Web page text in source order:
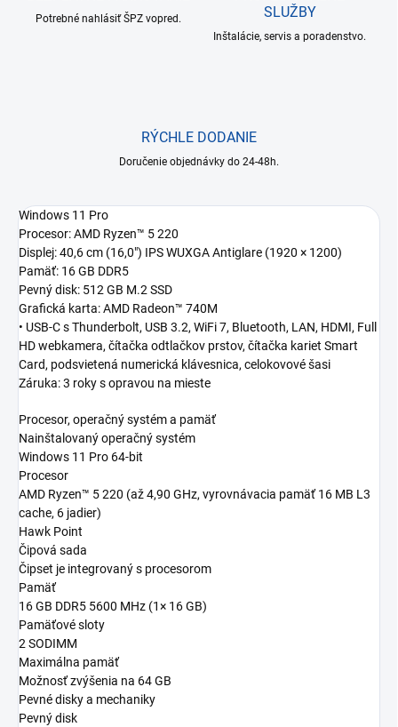
Potrebné nahlásiť ŠPZ vopred.
SLUŽBY
Inštalácie, servis a poradenstvo.
RÝCHLE DODANIE
Doručenie objednávky do 24-48h.
Windows 11 Pro
Procesor: AMD Ryzen™ 5 220
Displej: 40,6 cm (16,0") IPS WUXGA Antiglare (1920 × 1200)
Pamäť: 16 GB DDR5
Pevný disk: 512 GB M.2 SSD
Grafická karta: AMD Radeon™ 740M
• USB-C s Thunderbolt, USB 3.2, WiFi 7, Bluetooth, LAN, HDMI, Full
HD webkamera, čítačka odtlačkov prstov, čítačka kariet Smart
Card, podsvietená numerická klávesnica, celokovové šasi
Záruka: 3 roky s opravou na mieste
Procesor, operačný systém a pamäť
Nainštalovaný operačný systém
Windows 11 Pro 64-bit
Procesor
AMD Ryzen™ 5 220 (až 4,90 GHz, vyrovnávacia pamäť 16 MB L3
cache, 6 jadier)
Hawk Point
Čipová sada
Čipset je integrovaný s procesorom
Pamäť
16 GB DDR5 5600 MHz (1× 16 GB)
Pamäťové sloty
2 SODIMM
Maximálna pamäť
Možnosť zvýšenia na 64 GB
Pevné disky a mechaniky
Pevný disk